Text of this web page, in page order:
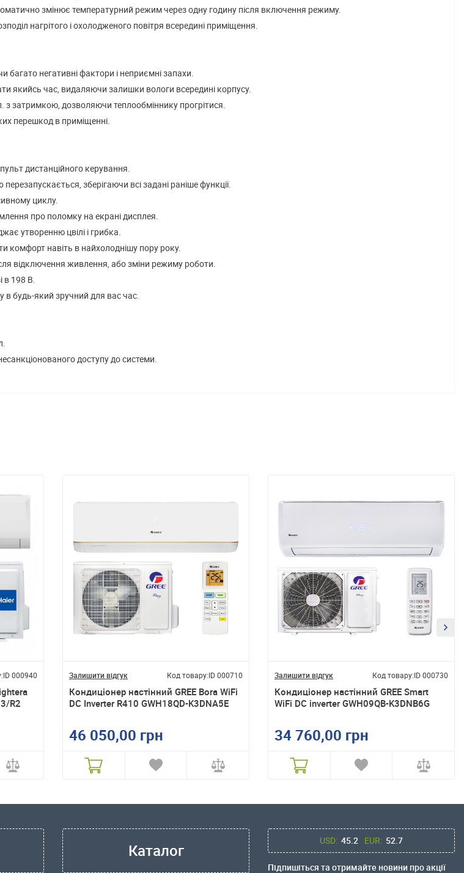
змінює температурний режим через одну годину після включення режиму.
нагрітого і охолодженого повітря всередині приміщення.
негативні фактори і неприємні запахи.
якийсь час, видаляючи залишки вологи всередині корпусу.
з затримкою, дозволяючи теплообміннику прогрітися.
перешкод в приміщенні.
дистанційного керування.
зберігаючи всі задані раніше функції.
циклу.
про поломку на екрані дисплея.
утворенню цвілі і грибка.
комфорт навіть в найхолоднішу пору року.
відключення живлення, або зміни режиму роботи.
в 198 В.
в будь-який зручний для вас час.
доступу до системи.
ID 000940
R2
Залишити відгук Код товару:ID 000710
Кондиціонер настінний GREE Bora WiFi
DC Inverter R410 GWH18QD-K3DNA5E
46 050,00 грн
Залишити відгук Код товару:ID 000730
Кондиціонер настінний GREE Smart
WiFi DC inverter GWH09QB-K3DNB6G
34 760,00 грн
Каталог
USD: 45.2 EUR: 52.7
Підпишіться та отримайте новини про акції